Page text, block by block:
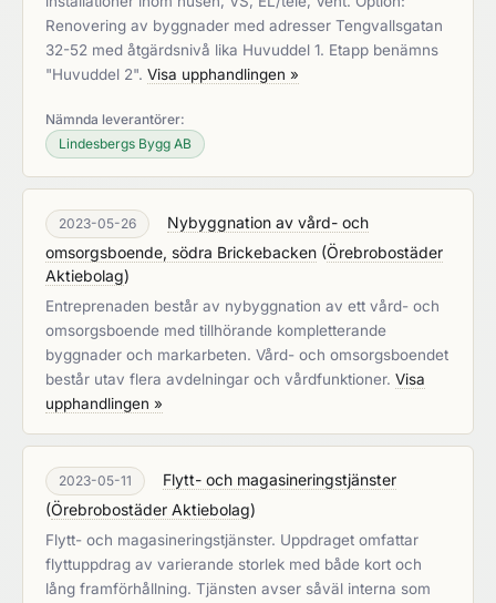
Renovering av byggnader med adresser Tengvallsgatan
32-52 med åtgärdsnivå lika Huvuddel 1. Etapp benämns
"Huvuddel 2". Visa upphandlingen »
Nämnda leverantörer:
Lindesbergs Bygg AB
2023-05-26
Nybyggnation av vård- och
omsorgsboende, södra Brickebacken (Örebrobostäder
Aktiebolag)
Entreprenaden består av nybyggnation av ett vård- och
omsorgsboende med tillhörande kompletterande
byggnader och markarbeten. Vård- och omsorgsboendet
består utav flera avdelningar och vårdfunktioner. Visa
upphandlingen »
2023-05-11
Flytt- och magasineringstjänster
(Örebrobostäder Aktiebolag)
Flytt- och magasineringstjänster. Uppdraget omfattar
flyttuppdrag av varierande storlek med både kort och
lång framförhållning. Tjänsten avser såväl interna som